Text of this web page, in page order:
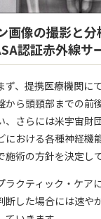
画像の撮影と分
認証赤外線サ
ず、提携医療機関に
から頭頸部までの
、さらには米宇宙
における各種神経
施術の方針を決定し
ラクティック・ケ
断した場合には速や